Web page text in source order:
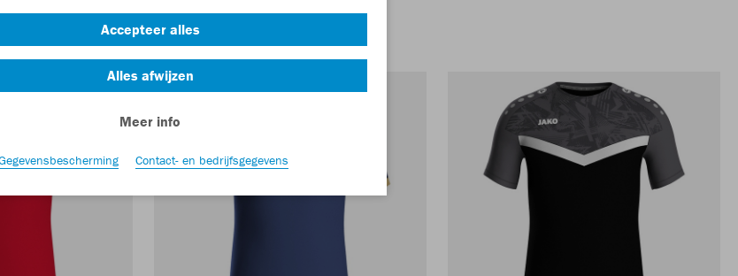
10
Accepteer alles
Alles afwijzen
Meer info
Contact- en bedrijfsgegevens